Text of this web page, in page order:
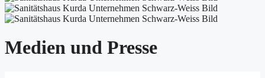
Medien und Presse